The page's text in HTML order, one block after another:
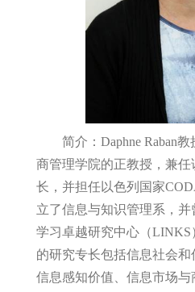
简介： Daphne Raban教
商管理学院的正教授，兼
长，并担任以色列国家
立了信息与知识管理系，
学习卓越研究中心（LINKS
的研究专长包括信息社会
信息感知价值、信息市场与